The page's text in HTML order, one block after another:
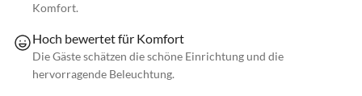
Komfort.
Hoch bewertet für Komfort
Die Gäste schätzen die schöne Einrichtung und die
hervorragende Beleuchtung.